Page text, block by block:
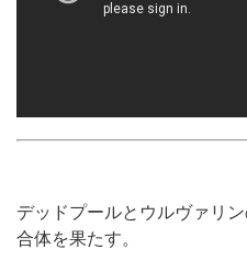
デッドプールとウルヴァリ
合体を果たす。